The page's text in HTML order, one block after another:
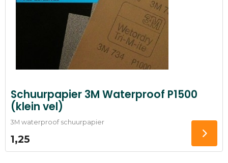
Schuurpapier 3M Waterproof P1500
(klein vel)
3M waterproof schuurpapier
1,25